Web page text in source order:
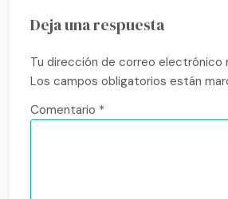
Deja una respuesta
Tu dirección de correo electrónico
Los campos obligatorios están
Comentario *